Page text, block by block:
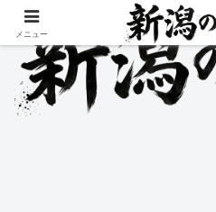
メニュー